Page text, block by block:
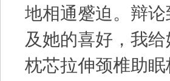
地相通蹙迫。辩
及她的喜好，我
枕芯拉伸颈椎助眠